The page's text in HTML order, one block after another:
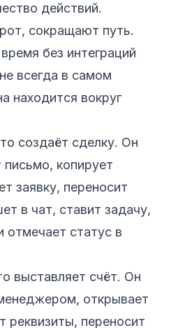
действий.
сокращают путь.
без интеграций
всегда в самом
находится вокруг
создаёт сделку. Он
письмо, копирует
заявку, переносит
в чат, ставит задачу,
отмечает статус в
выставляет счёт. Он
открывает
реквизиты, переносит